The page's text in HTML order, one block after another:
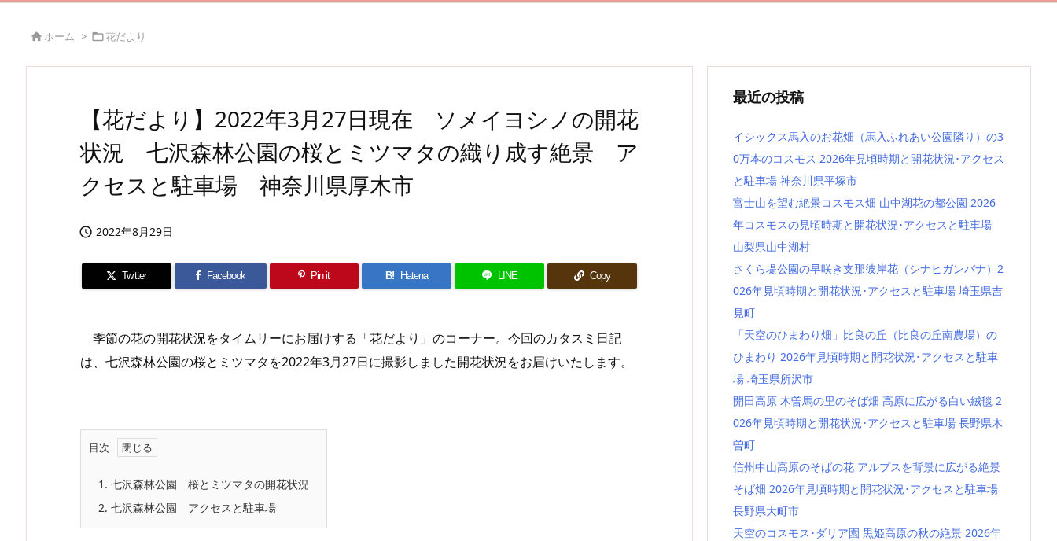
 ホーム > 花だより
【花だより】2022年3月27日現在 ソメイヨシノの開花
状況 七沢森林公園の桜とミツマタの織り成す絶景 ア
クセスと駐車場 神奈川県厚木市
 2022年8月29日
Twitter Facebook Pin it B! Hatena LINE Copy
季節の花の開花状況をタイムリーにお届けする「花だより」のコーナー。今回のカタスミ日記
は、七沢森林公園の桜とミツマタを2022年3月27日に撮影しました開花状況をお届けいたします。
目次
1. 七沢森林公園 桜とミツマタの開花状況
2. 七沢森林公園 アクセスと駐車場
最近の投稿
イシックス馬入のお花畑（馬入ふれあい公園隣り）の3
0万本のコスモス 2026年見頃時期と開花状況･アクセス
と駐車場 神奈川県平塚市
富士山を望む絶景コスモス畑 山中湖花の都公園 2026
年コスモスの見頃時期と開花状況･アクセスと駐車場
山梨県山中湖村
さくら堤公園の早咲き支那彼岸花（シナヒガンバナ）2
026年見頃時期と開花状況･アクセスと駐車場 埼玉県吉
見町
「天空のひまわり畑」比良の丘（比良の丘南農場）の
ひまわり 2026年見頃時期と開花状況･アクセスと駐車
場 埼玉県所沢市
開田高原 木曽馬の里のそば畑 高原に広がる白い絨毯 2
026年見頃時期と開花状況･アクセスと駐車場 長野県木
曽町
信州中山高原のそばの花 アルプスを背景に広がる絶景
そば畑 2026年見頃時期と開花状況･アクセスと駐車場
長野県大町市
天空のコスモス･ダリア園 黒姫高原の秋の絶景 2026年